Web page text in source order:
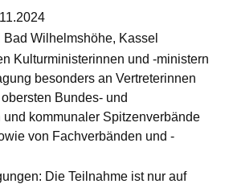
Wilhelmshöhe, Kassel
Kulturministerinnen und -ministern
besonders an Vertreterinnen
Bundes- und
und kommunaler Spitzenverbände
von Fachverbänden und -
Die Teilnahme ist nur auf